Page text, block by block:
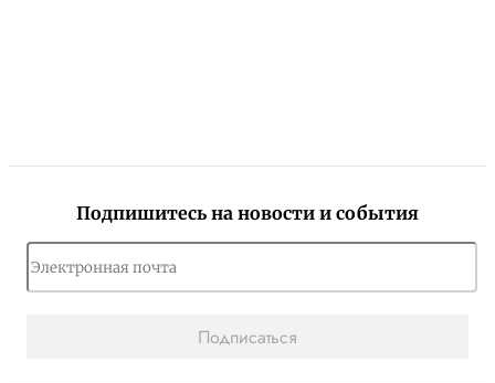
Подпишитесь на новости и события
Подписаться